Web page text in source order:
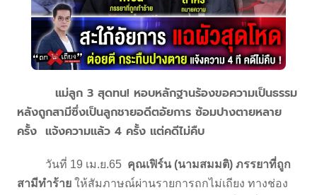
แม่ลูก 3 สุดทน! หอบหลักฐานร้องขอความเป็นธรรม
หลังถูกสามีซึ่งเป็นลูกชายอดีตอัยการ ซ้อมปางตายหลาย
ครั้ง แจ้งความแล้ว 4 ครั้ง แต่คดีไม่คืบ
วันที่ 19 เม.ย.65 คุณเฟิร์น (นามสมมติ) ภรรยาที่ถูก
สามีทำร้าย ให้สัมภาษณ์ผ่านรายการถกไม่เถียง ทางช่อง